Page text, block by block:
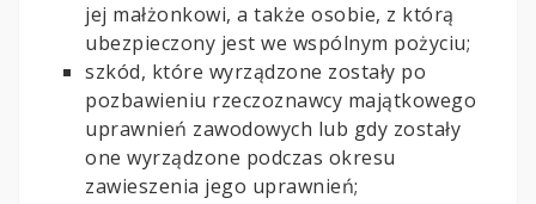
jej małżonkowi, a także osobie, z którą
ubezpieczony jest we wspólnym pożyciu;
szkód, które wyrządzone zostały po
pozbawieniu rzeczoznawcy majątkowego
uprawnień zawodowych lub gdy zostały
one wyrządzone podczas okresu
zawieszenia jego uprawnień;